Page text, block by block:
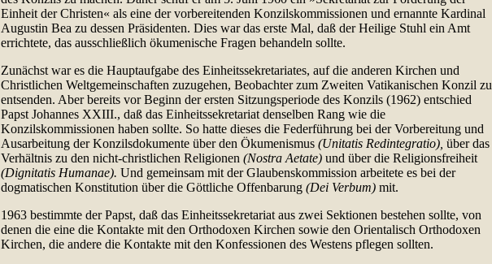
Einheit der Christen« als eine der vorbereitenden Konzilskommissionen und ernannte Kardinal
Augustin Bea zu dessen Präsidenten. Dies war das erste Mal, daß der Heilige Stuhl ein Amt
errichtete, das ausschließlich ökumenische Fragen behandeln sollte.
Zunächst war es die Hauptaufgabe des Einheitssekretariates, auf die anderen Kirchen und
Christlichen Weltgemeinschaften zuzugehen, Beobachter zum Zweiten Vatikanischen Konzil zu
entsenden. Aber bereits vor Beginn der ersten Sitzungsperiode des Konzils (1962) entschied
Papst Johannes XXIII., daß das Einheitssekretariat denselben Rang wie die
Konzilskommissionen haben sollte. So hatte dieses die Federführung bei der Vorbereitung und
Ausarbeitung der Konzilsdokumente über den Ökumenismus (Unitatis Redintegratio), über das
Verhältnis zu den nicht-christlichen Religionen (Nostra Aetate) und über die Religionsfreiheit
(Dignitatis Humanae). Und gemeinsam mit der Glaubenskommission arbeitete es bei der
dogmatischen Konstitution über die Göttliche Offenbarung (Dei Verbum) mit.
1963 bestimmte der Papst, daß das Einheitssekretariat aus zwei Sektionen bestehen sollte, von
denen die eine die Kontakte mit den Orthodoxen Kirchen sowie den Orientalisch Orthodoxen
Kirchen, die andere die Kontakte mit den Konfessionen des Westens pflegen sollten.